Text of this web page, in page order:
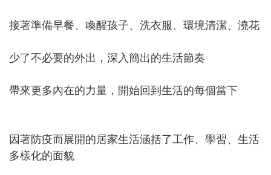
接著準備早餐、喚醒孩子、洗衣服、環境清潔、澆花
少了不必要的外出，深入簡出的生活節奏
帶來更多內在的力量，開始回到生活的每個當下
因著防疫而展開的居家生活涵括了工作、學習、生活
多樣化的面貌